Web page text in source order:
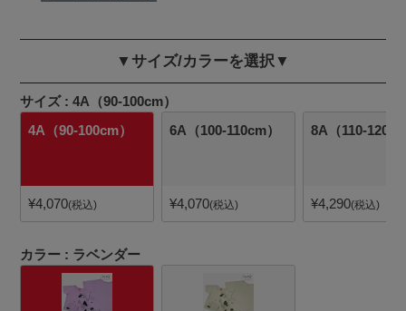
▼サイズ/カラーを選択▼
サイズ
4A（90-100cm）
4A（90-100cm）
¥4,070 税込
6A（100-110cm）
¥4,070 税込
8A（110-
¥4,290 税込
カラー ラベンダー